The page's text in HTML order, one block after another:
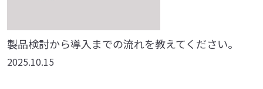
製品検討から導入までの流れを教えてください。
2025.10.15